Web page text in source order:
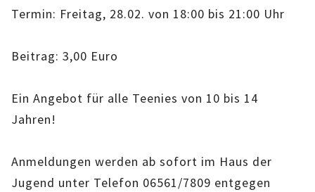
BAG-CLASSIC
IMAG
GANZTAGSSCHULE
Termin: Freitag, 28.02. von 18:00 bis 21:00 Uhr
Beitrag: 3,00 Euro
Ein Angebot für alle Teenies von 10 bis 14
Jahren!
Anmeldungen werden ab sofort im Haus der
Jugend unter Telefon 06561/7809 entgegen